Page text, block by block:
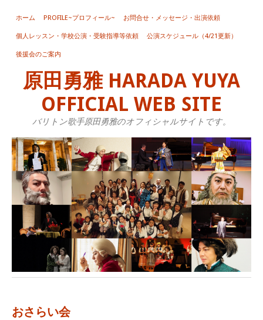
ホーム PROFILE~プロフィール~ お問合せ・メッセージ・出演依頼
個人レッスン・学校公演・受験指導等依頼 公演スケジュール（4/21更新）
後援会のご案内
原田勇雅 HARADA YUYA
OFFICIAL WEB SITE
バリトン歌手原田勇雅のオフィシャルサイトです。
おさらい会